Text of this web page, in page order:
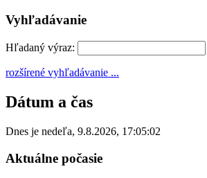
Vyhľadávanie
Hľadaný výraz:
rozšírené vyhľadávanie ...
Dátum a čas
Dnes je nedeľa, 9.8.2026, 17:05:02
Aktuálne počasie